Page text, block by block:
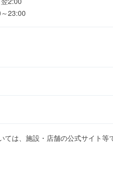
23:00
は、施設・店舗の公式サイト等